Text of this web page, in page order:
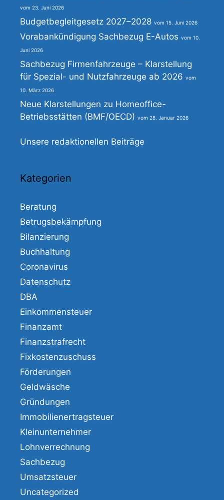
23. Juni 2026
Budgetbegleitgesetz 2027–2028 15. Juni 2026
Vorabankündigung Sachbezug E-Autos 10.
Juni 2026
Sachbezug Firmenfahrzeuge – Klarstellung
für Spezial- und Nutzfahrzeuge ab 2026
10. März 2026
Neue Klarstellungen zu Homeoffice-
Betriebsstätten (BMF/OECD)
28. Januar 2026
Unsere redaktionellen Beiträge
Kategorien
Beratung
Betrugsbekämpfung
Bilanzierung
Buchhaltung
Coronavirus
Datenschutz
DBA
Einkommensteuer
Finanzamt
Finanzstrafrecht
Fixkostenzuschuss
Förderungen
Geldwäsche
Gründungen
Immobilienertragsteuer
Kleinunternehmer
Lohnverrechnung
Sachbezug
Umsatzsteuer
Uncategorized